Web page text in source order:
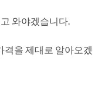
와야겠습니다.
격을 제대로 알아오겠